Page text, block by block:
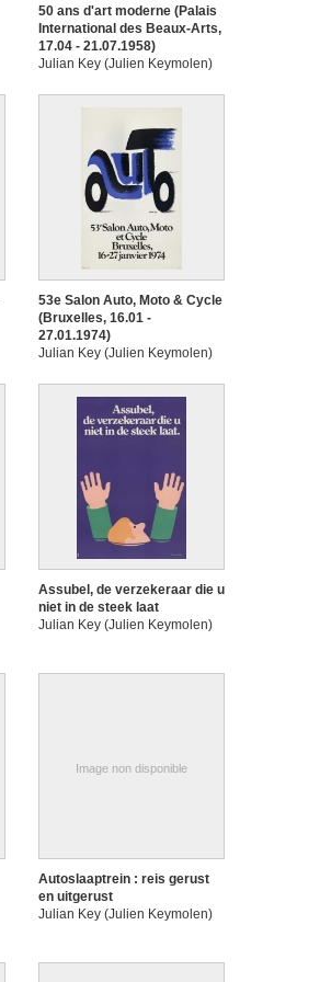
50 ans d'art moderne (Palais
International des Beaux-Arts,
17.04 - 21.07.1958)
Julian Key (Julien Keymolen)
53e Salon Auto, Moto & Cycle
(Bruxelles, 16.01 -
27.01.1974)
Julian Key (Julien Keymolen)
Assubel, de verzekeraar die u
niet in de steek laat
Julian Key (Julien Keymolen)
Image non disponible
Autoslaaptrein : reis gerust
en uitgerust
Julian Key (Julien Keymolen)